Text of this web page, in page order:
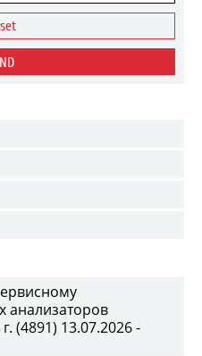
анализаторов
(4891) 13.07.2026 -